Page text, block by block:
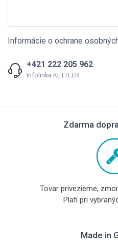
Informácie o ochrane
+421 222 205 962
Infolinka KETTLER
Zdarma
Tovar privezieme,
Platí pri
Made in